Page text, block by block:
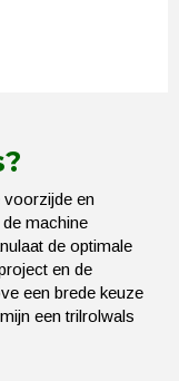
voorzijde en
machine
de optimale
en de
een brede keuze
een trilrolwals